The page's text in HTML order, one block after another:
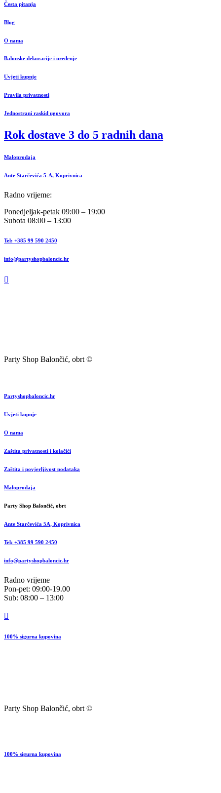
Česta pitanja
Blog
O nama
Balonske dekoracije i uređenje
Uvjeti kupnje
Pravila privatnosti
Jednostrani raskid ugovora
Rok dostave 3 do 5 radnih dana
Maloprodaja
Ante Starčevića 5-A, Koprivnica
Radno vrijeme:
Ponedjeljak-petak 09:00 – 19:00
Subota 08:00 – 13:00
Tel: +385 99 590 2450
info@partyshopbaloncic.hr
Party Shop Balončić, obrt ©
Partyshopbaloncic.hr
Uvjeti kupnje
O nama
Zaštita privatnosti i kolačići
Zaštita i povjerljivost podataka
Maloprodaja
Party Shop Balončić, obrt
Ante Starčevića 5A, Koprivnica
Tel: +385 99 590 2450
info@partyshopbaloncic.hr
Radno vrijeme
Pon-pet: 09:00-19.00
Sub: 08:00 – 13:00
100% sigurna kupovina
Party Shop Balončić, obrt ©
100% sigurna kupovina